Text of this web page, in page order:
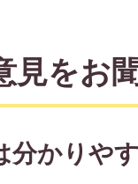
見をお
分かりや